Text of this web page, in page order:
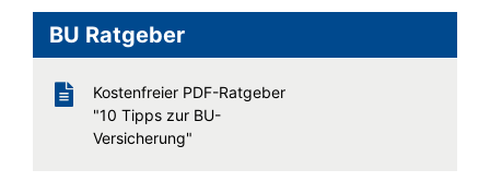
BU Ratgeber
Kostenfreier PDF-Ratgeber
"10 Tipps zur BU-
Versicherung"